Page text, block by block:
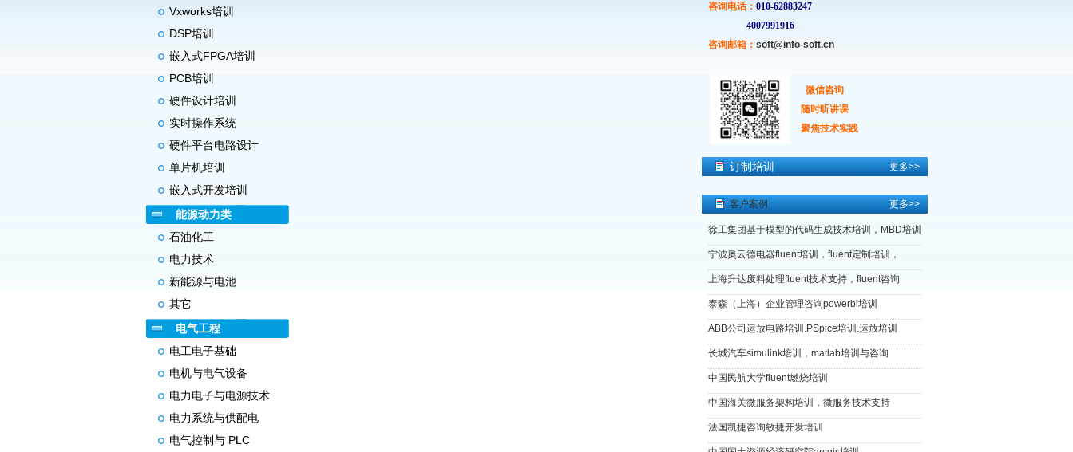
Vxworks培训
DSP培训
嵌入式FPGA培训
PCB培训
硬件设计培训
实时操作系统
硬件平台电路设计
单片机培训
嵌入式开发培训
能源动力类
石油化工
电力技术
新能源与电池
其它
电气工程
电工电子基础
电机与电气设备
电力电子与电源技术
电力系统与供配电
电气控制与 PLC
咨询电话： 010-62883247
4007991916
咨询邮箱： soft@info-soft.cn
微信咨询
随时听讲课
聚焦技术实践
订制培训 更多>>
客户案例 更多>>
徐工集团基于模型的代码生成技术培训，MBD培训
宁波奥云德电器fluent培训，fluent定制培训，
上海升达废料处理fluent技术支持，fluent咨询
泰森（上海）企业管理咨询powerbi培训
ABB公司运放电路培训.PSpice培训.运放培训
长城汽车simulink培训，matlab培训与咨询
中国民航大学fluent燃烧培训
中国海关微服务架构培训，微服务技术支持
法国凯捷咨询敏捷开发培训